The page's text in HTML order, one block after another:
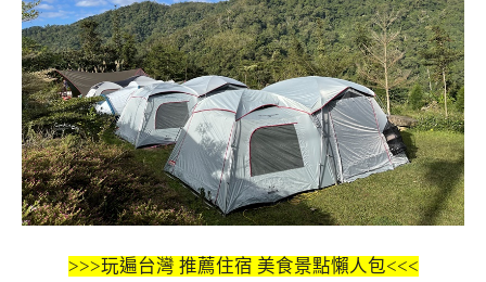
>>>玩遍台灣 推薦住宿 美食景點懶人包<<<